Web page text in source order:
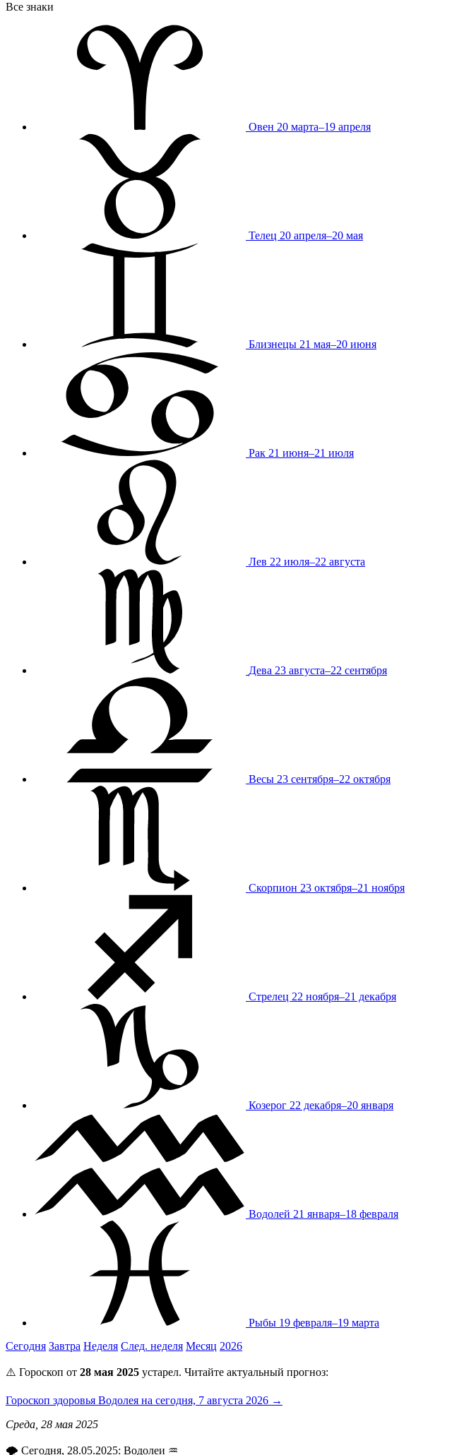
Все знаки
Овен 20 марта–19 апреля
Телец 20 апреля–20 мая
Близнецы 21 мая–20 июня
Рак 21 июня–21 июля
Лев 22 июля–22 августа
Дева 23 августа–22 сентября
Весы 23 сентября–22 октября
Скорпион 23 октября–21 ноября
Стрелец 22 ноября–21 декабря
Козерог 22 декабря–20 января
Водолей 21 января–18 февраля
Рыбы 19 февраля–19 марта
Сегодня Завтра Неделя След. неделя Месяц 2026
⚠️ Гороскоп от 28 мая 2025 устарел. Читайте актуальный прогноз:
Гороскоп здоровья Водолея на сегодня, 7 августа 2026 →
Среда, 28 мая 2025
🌪️ Сегодня, 28.05.2025: Водолеи ♒